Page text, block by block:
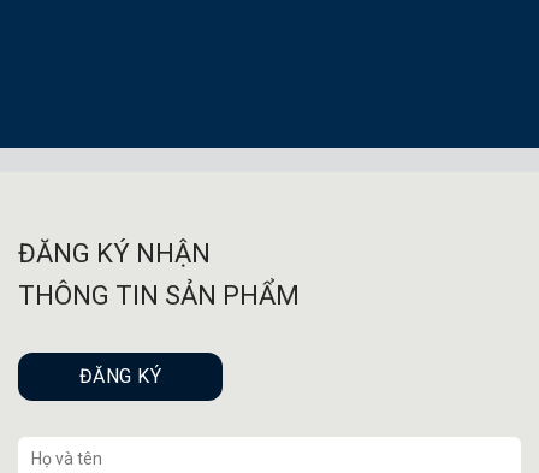
ĐĂNG KÝ NHẬN
THÔNG TIN SẢN PHẨM